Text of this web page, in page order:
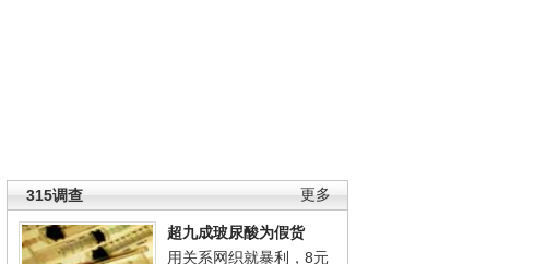
更多
315调查
超九成玻尿酸为假货
用关系网织就暴利，8元